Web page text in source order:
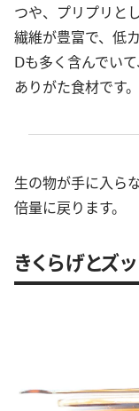
つや、プリプリと
繊維が豊富で、低
Ⅾも多く含んでい
ありがた食材です。
生の物が手に入ら
倍量に戻ります。
きくらげとズ